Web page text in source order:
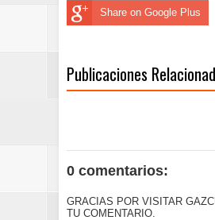
Share on Google Plus
Publicaciones
0 comentarios:
GRACIAS POR VISITAR
TU COMENTARIO.